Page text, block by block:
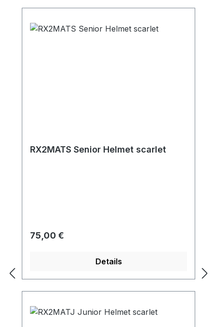
RX2MATS Senior Helmet scarlet
Regulärer Preis:
75,00 €
Details